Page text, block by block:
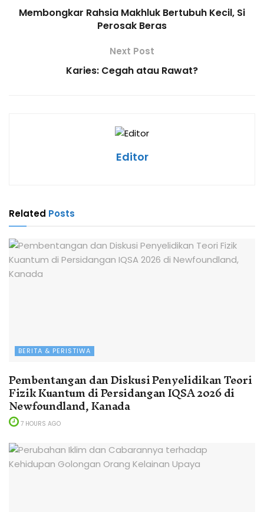
Membongkar Rahsia Makhluk Bertubuh Kecil, Si
Perosak Beras
Next Post
Karies: Cegah atau Rawat?
Editor
Related Posts
BERITA & PERISTIWA
Pembentangan dan Diskusi Penyelidikan Teori
Fizik Kuantum di Persidangan IQSA 2026 di
Newfoundland, Kanada
7 HOURS AGO